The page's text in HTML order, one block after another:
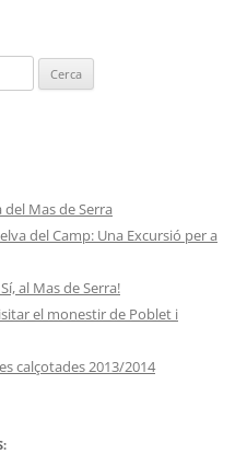
del Mas de Serra
del Camp: Una Excursió per a
al Mas de Serra!
el monestir de Poblet i
calçotades 2013/2014